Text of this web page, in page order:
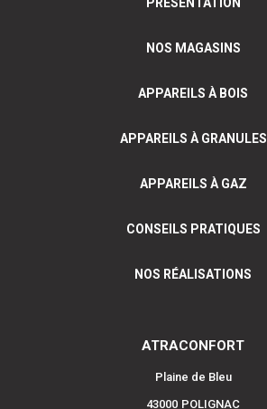
NOS MAGASINS
APPAREILS À BOIS
APPAREILS À GRANULES
APPAREILS À GAZ
CONSEILS PRATIQUES
NOS RÉALISATIONS
ATRACONFORT
Plaine de Bleu
43000 POLIGNAC